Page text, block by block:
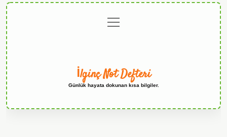
menüyü
aç
İlginç Not Defteri
Günlük hayata dokunan kısa bilgiler.